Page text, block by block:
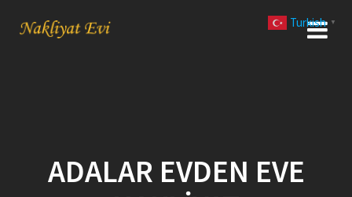
ADALAR EVDEN EVE
Turkish ▼